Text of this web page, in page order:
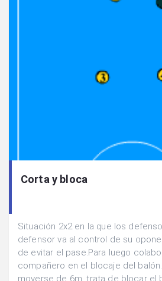
Corta y bloca
Situación 2x2 en la que los
defensor va al control de su
de evitar el pase.Para luego
compañero en el blocaje del
moverse de 6m. trata de blocar el